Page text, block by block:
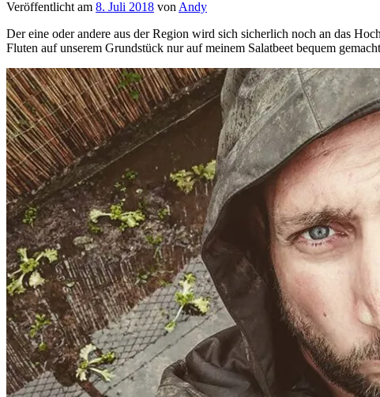
Veröffentlicht am 8. Juli 2018 von Andy
Der eine oder andere aus der Region wird sich sicherlich noch an das
Fluten auf unserem Grundstück nur auf meinem Salatbeet bequem